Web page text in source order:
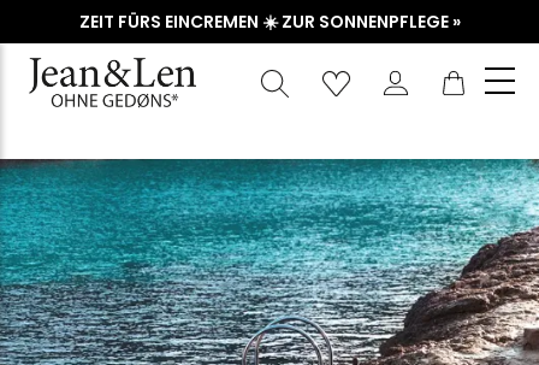
ZEIT FÜRS EINCREMEN ☀️ ZUR SONNENPFLEGE »